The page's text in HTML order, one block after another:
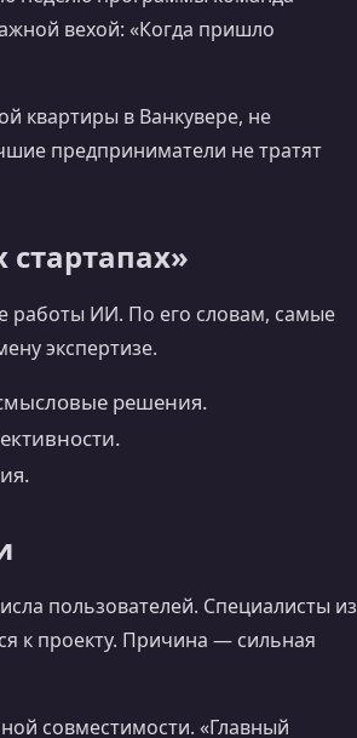
вехой: «Когда пришло
квартиры в Ванкувере, не
предприниматели не тратят
работы ИИ. По его словам, самые
экспертизе.
решения.
пользователей. Специалисты из
к проекту. Причина — сильная
совместимости. «Главный